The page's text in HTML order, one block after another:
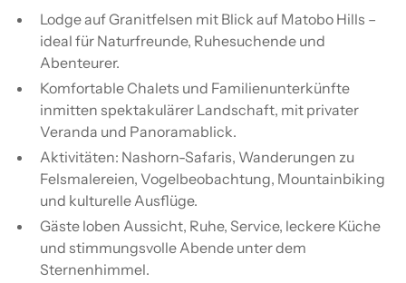
Lodge auf Granitfelsen mit Blick auf Matobo Hills –
ideal für Naturfreunde, Ruhesuchende und
Abenteurer.
Komfortable Chalets und Familienunterkünfte
inmitten spektakulärer Landschaft, mit privater
Veranda und Panoramablick.
Aktivitäten: Nashorn-Safaris, Wanderungen zu
Felsmalereien, Vogelbeobachtung, Mountainbiking
und kulturelle Ausflüge.
Gäste loben Aussicht, Ruhe, Service, leckere Küche
und stimmungsvolle Abende unter dem
Sternenhimmel.